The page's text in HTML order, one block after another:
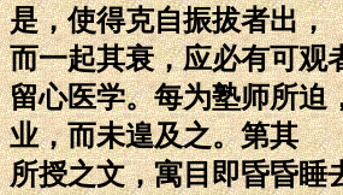
是，使得克自振拔者出，
而一起其衰，应必有可观
留心医学。每为塾师所迫
业，而未遑及之。第其
所授之文，寓目即昏昏睡